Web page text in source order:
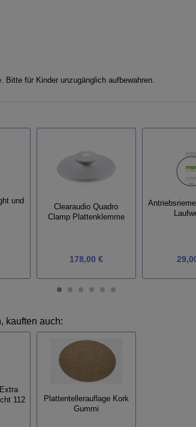
Bitte für Kinder unzugänglich aufbewahren.
und
Clearaudio Quadro
Clamp Plattenklemme
178,00 €
kauften auch:
112
Plattentellerauflage Kork
Gummi